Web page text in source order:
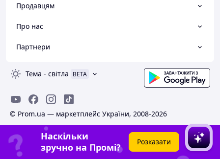
Продавцям
Про нас
Партнери
Тема - світла BETA
© Prom.ua — маркетплейс України, 2008-2026
Наскільки
зручно на Промі?
Розказати